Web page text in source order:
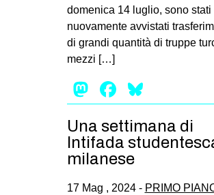
domenica 14 luglio, sono stati
nuovamente avvistati
di grandi quantità di truppe
mezzi […]
Mastodon
Facebook
Una settimana di
Intifada
milanese
17 Mag , 2024 - PRIMO